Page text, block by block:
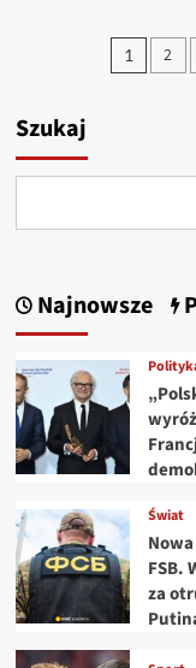
wejście
do
1 2
Szukaj
Najnowsze
Świat
FSB.
za